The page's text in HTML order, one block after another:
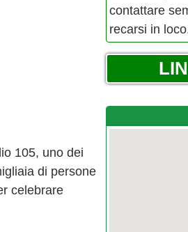
contattare
recarsi in
105, uno dei
di persone
celebrare